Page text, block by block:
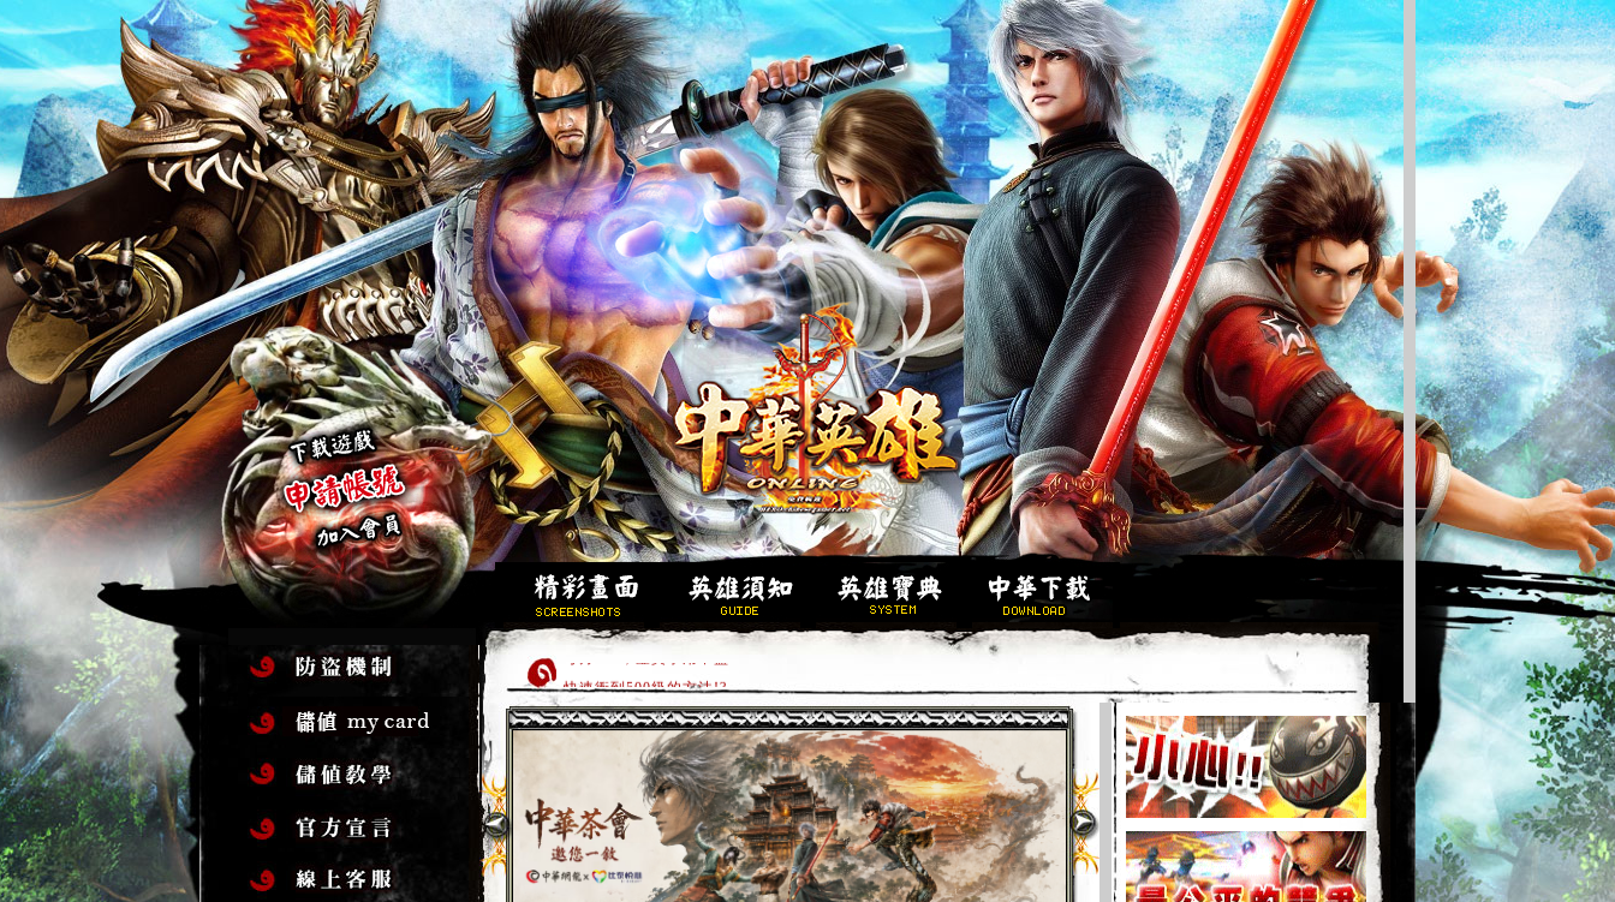
每月188，虛寶享用不盡！
快速衝到500級的方法!?
求好籤過好年，玩遊戲拿虛寶!!
高級金裝加碼送，新手加入趁現在!!
歡迎新手加入，創角立即100級。
新伺服器「嘯傲」衝等送大洋!!
新地圖開放!!
馬年行大運，虛寶大方送!!
全套16件完美金裝，立即領取。